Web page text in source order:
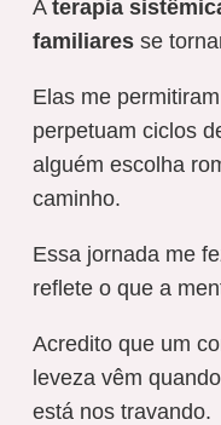
A terapia
familiares se
Elas me
perpetuam ciclos
alguém escolha
caminho.
Essa jornada me
reflete o que a
Acredito que um
leveza vêm
está nos travando.